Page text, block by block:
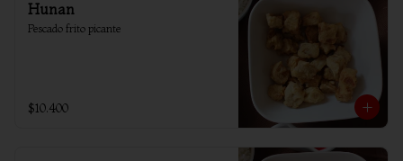
Hunan
Pescado frito picante
$10.400